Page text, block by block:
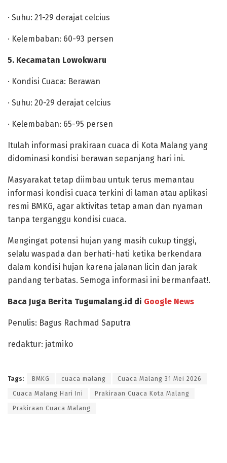
· Suhu: 21-29 derajat celcius
· Kelembaban: 60-93 persen
5. Kecamatan Lowokwaru
· Kondisi Cuaca: Berawan
· Suhu: 20-29 derajat celcius
· Kelembaban: 65-95 persen
Itulah informasi prakiraan cuaca di Kota Malang yang
didominasi kondisi berawan sepanjang hari ini.
Masyarakat tetap diimbau untuk terus memantau
informasi kondisi cuaca terkini di laman atau aplikasi
resmi BMKG, agar aktivitas tetap aman dan nyaman
tanpa terganggu kondisi cuaca.
Mengingat potensi hujan yang masih cukup tinggi,
selalu waspada dan berhati-hati ketika berkendara
dalam kondisi hujan karena jalanan licin dan jarak
pandang terbatas. Semoga informasi ini bermanfaat!.
Baca Juga Berita Tugumalang.id di Google News
Penulis: Bagus Rachmad Saputra
redaktur: jatmiko
Tags: BMKG cuaca malang Cuaca Malang 31 Mei 2026
Cuaca Malang Hari Ini Prakiraan Cuaca Kota Malang
Prakiraan Cuaca Malang